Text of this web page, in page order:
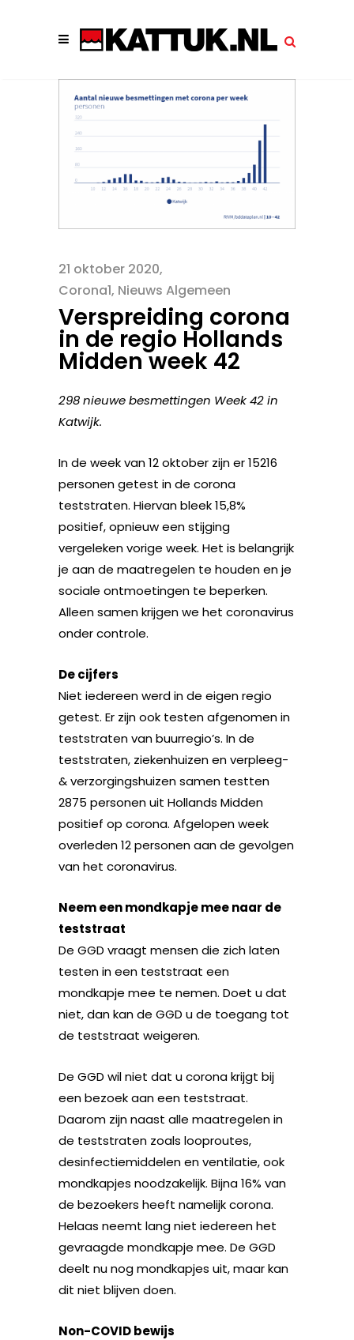
21 oktober 2020
Corona1, Nieuws Algemeen
Verspreiding corona
in de regio Hollands
Midden week 42
298 nieuwe besmettingen Week 42 in
Katwijk.
In de week van 12 oktober zijn er 15216
personen getest in de corona
teststraten. Hiervan bleek 15,8%
positief, opnieuw een stijging
vergeleken vorige week. Het is belangrijk
je aan de maatregelen te houden en je
sociale ontmoetingen te beperken.
Alleen samen krijgen we het coronavirus
onder controle.
De cijfers
Niet iedereen werd in de eigen regio
getest. Er zijn ook testen afgenomen in
teststraten van buurregio’s. In de
teststraten, ziekenhuizen en verpleeg-
& verzorgingshuizen samen testten
2875 personen uit Hollands Midden
positief op corona. Afgelopen week
overleden 12 personen aan de gevolgen
van het coronavirus.
Neem een mondkapje mee naar de
teststraat
De GGD vraagt mensen die zich laten
testen in een teststraat een
mondkapje mee te nemen. Doet u dat
niet, dan kan de GGD u de toegang tot
de teststraat weigeren.
De GGD wil niet dat u corona krijgt bij
een bezoek aan een teststraat.
Daarom zijn naast alle maatregelen in
de teststraten zoals looproutes,
desinfectiemiddelen en ventilatie, ook
mondkapjes noodzakelijk. Bijna 16% van
de bezoekers heeft namelijk corona.
Helaas neemt lang niet iedereen het
gevraagde mondkapje mee. De GGD
deelt nu nog mondkapjes uit, maar kan
dit niet blijven doen.
Non-COVID bewijs